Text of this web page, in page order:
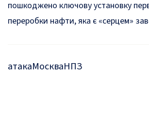
пошкоджено ключову установку
переробки нафти, яка є «серцем»
атакаМоскваНПЗ